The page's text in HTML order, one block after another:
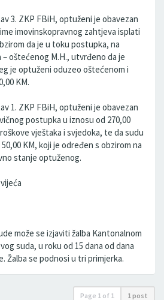
3. ZKP FBiH, optuženi je obavezan
imovinskopravnog zahtjeva isplati
da je u toku postupka, na
oštećenog M.H., utvrđeno da je
je optuženi oduzeo oštećenom i
KM.
1. ZKP FBiH, optuženi je obavezan
postupka u iznosu od 270,00
vještaka i svjedoka, te da sudu
KM, koji je određen s obzirom na
stanje optuženog.
može se izjaviti žalba Kantonalnom
suda, u roku od 15 dana od dana
Žalba se podnosi u tri primjerka.
Page 1 of 1 1 post